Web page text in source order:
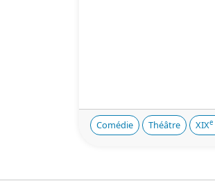
Comédie Théâtre XIXe